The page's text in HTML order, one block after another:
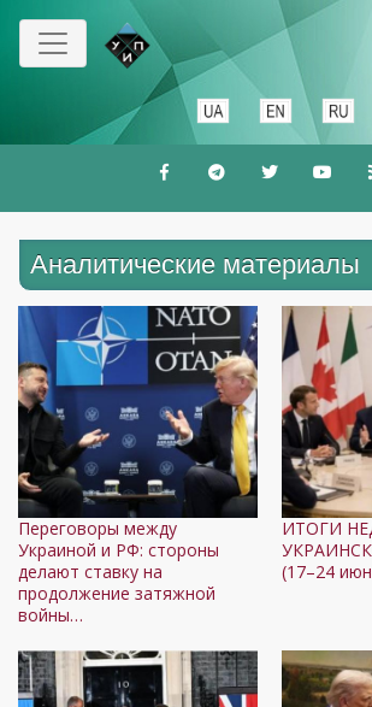
Перейти
к
основному
содержанию
Аналитические материалы
Переговоры между
Украиной и РФ: стороны
делают ставку на
продолжение затяжной
войны…
ИТОГИ
(17–24